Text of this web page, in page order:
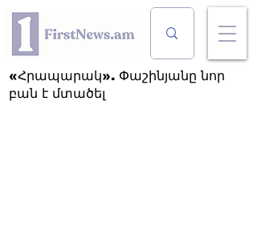
«Հրապարակ». Փաշինյանը նոր
բան է մտածել